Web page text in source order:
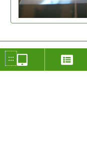
類似教案
:::